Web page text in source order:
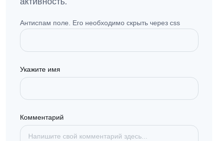
Антиспам поле. Его необходимо скрыть через css
Укажите имя
Комментарий